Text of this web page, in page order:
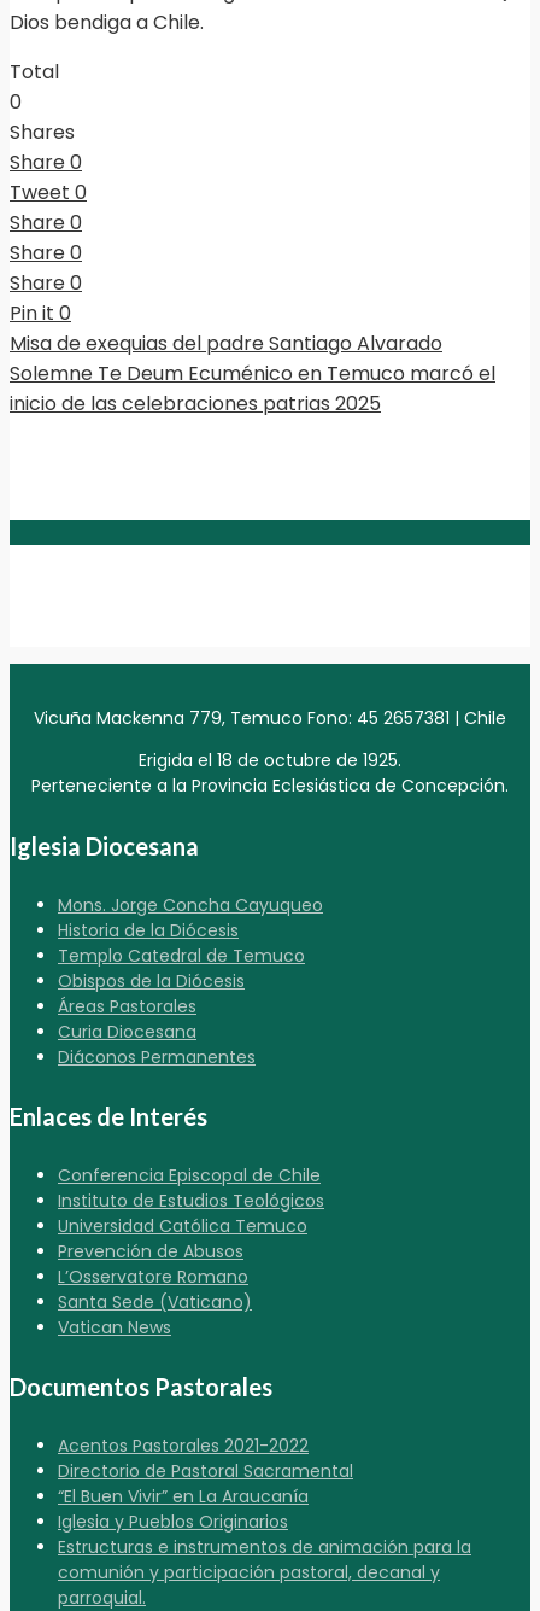
Dios bendiga a Chile.
Total
0
Shares
Share0
Tweet 0
Share0
Share0
Share0
Pin it 0
Misa de exequias del padre Santiago Alvarado
Solemne Te Deum Ecuménico en Temuco marcó el
inicio de las celebraciones patrias 2025
Vicuña Mackenna 779, Temuco Fono: 45 2657381 | Chile
Erigida el 18 de octubre de 1925.
Perteneciente a la Provincia Eclesiástica de Concepción.
Iglesia Diocesana
Mons. Jorge Concha Cayuqueo
Historia de la Diócesis
Templo Catedral de Temuco
Obispos de la Diócesis
Áreas Pastorales
Curia Diocesana
Diáconos Permanentes
Enlaces de Interés
Conferencia Episcopal de Chile
Instituto de Estudios Teológicos
Universidad Católica Temuco
Prevención de Abusos
L’Osservatore Romano
Santa Sede (Vaticano)
Vatican News
Documentos Pastorales
Acentos Pastorales 2021-2022
Directorio de Pastoral Sacramental
“El Buen Vivir” en La Araucanía
Iglesia y Pueblos Originarios
Estructuras e instrumentos de animación para la
comunión y participación pastoral, decanal y
parroquial.